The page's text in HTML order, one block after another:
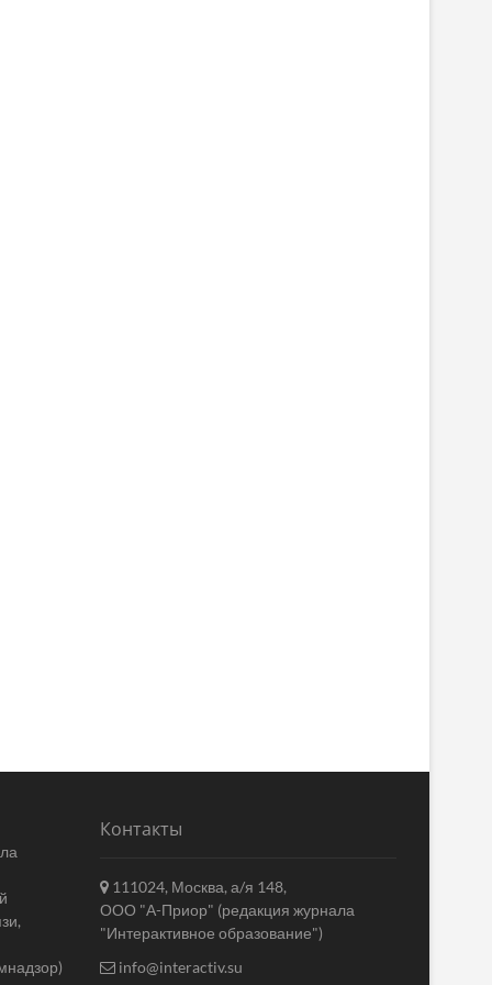
Контакты
111024, Москва, а/я 148,
ООО "А-Приор" (редакция журнала
"Интерактивное образование")
info@interactiv.su